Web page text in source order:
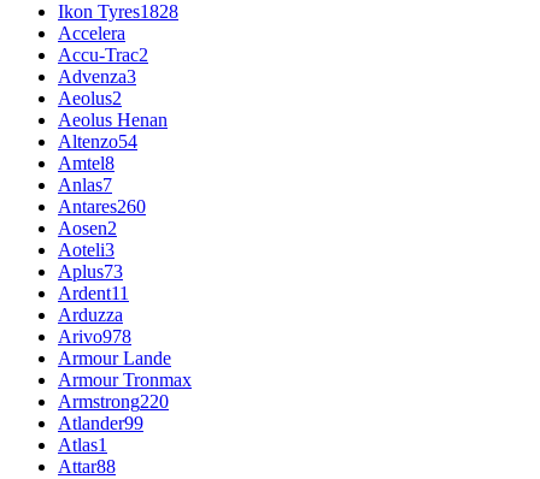
Ikon Tyres1828
Accelera
Accu-Trac2
Advenza3
Aeolus2
Aeolus Henan
Altenzo54
Amtel8
Anlas7
Antares260
Aosen2
Aoteli3
Aplus73
Ardent11
Arduzza
Arivo978
Armour Lande
Armour Tronmax
Armstrong220
Atlander99
Atlas1
Attar88